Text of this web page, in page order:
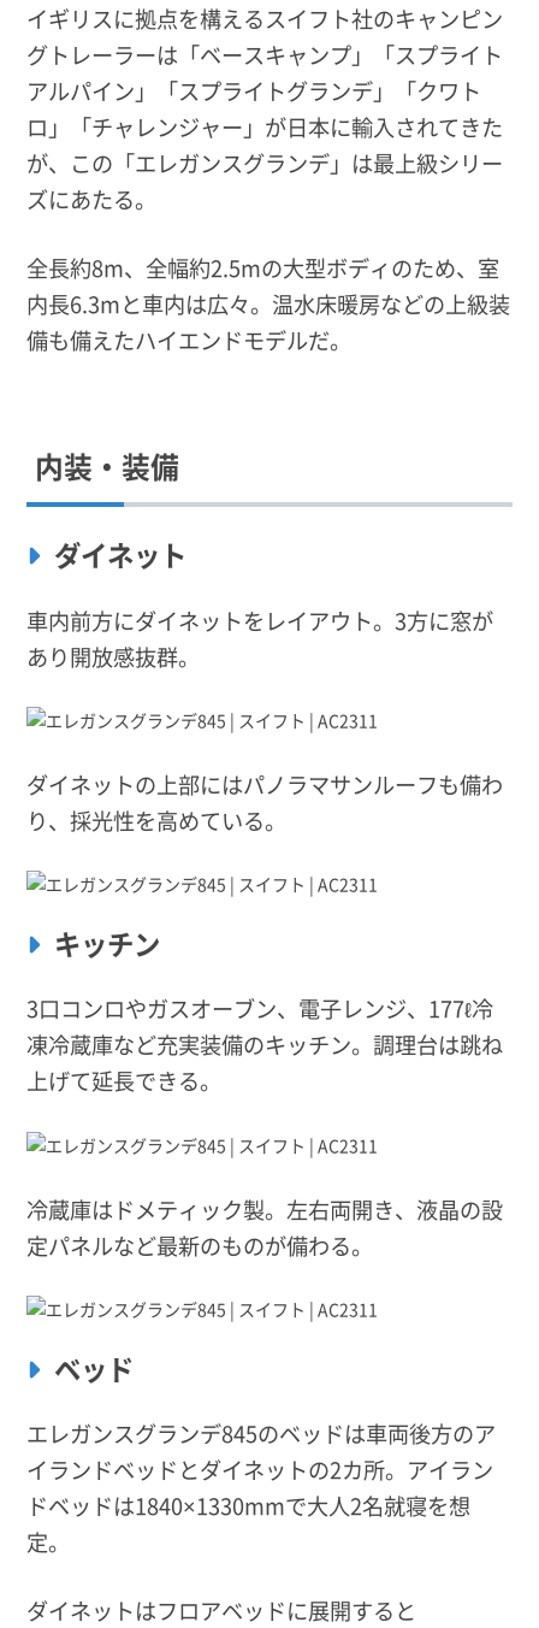
イギリスに拠点を構えるスイフト社のキャンピン
グトレーラーは「ベースキャンプ」「スプライト
アルパイン」「スプライトグランデ」「クワト
ロ」「チャレンジャー」が日本に輸入されてきた
が、この「エレガンスグランデ」は最上級シリー
ズにあたる。
全長約8m、全幅約2.5mの大型ボディのため、室
内長6.3mと車内は広々。温水床暖房などの上級装
備も備えたハイエンドモデルだ。
内装・装備
ダイネット
車内前方にダイネットをレイアウト。3方に窓が
あり開放感抜群。
ダイネットの上部にはパノラマサンルーフも備わ
り、採光性を高めている。
キッチン
3口コンロやガスオーブン、電子レンジ、177ℓ冷
凍冷蔵庫など充実装備のキッチン。調理台は跳ね
上げて延長できる。
冷蔵庫はドメティック製。左右両開き、液晶の設
定パネルなど最新のものが備わる。
ベッド
エレガンスグランデ845のベッドは車両後方のア
イランドベッドとダイネットの2カ所。アイラン
ドベッドは1840×1330mmで大人2名就寝を想
定。
ダイネットはフロアベッドに展開すると